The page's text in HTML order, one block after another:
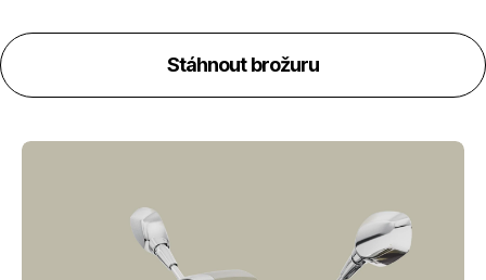
Stáhnout brožuru